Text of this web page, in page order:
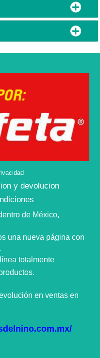
y devolucion
de México,
una nueva página con
.
línea totalmente
en ventas en